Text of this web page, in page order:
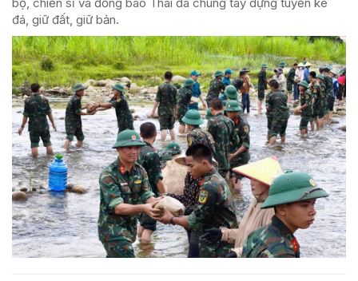
đá, giữ đất, giữ bản.